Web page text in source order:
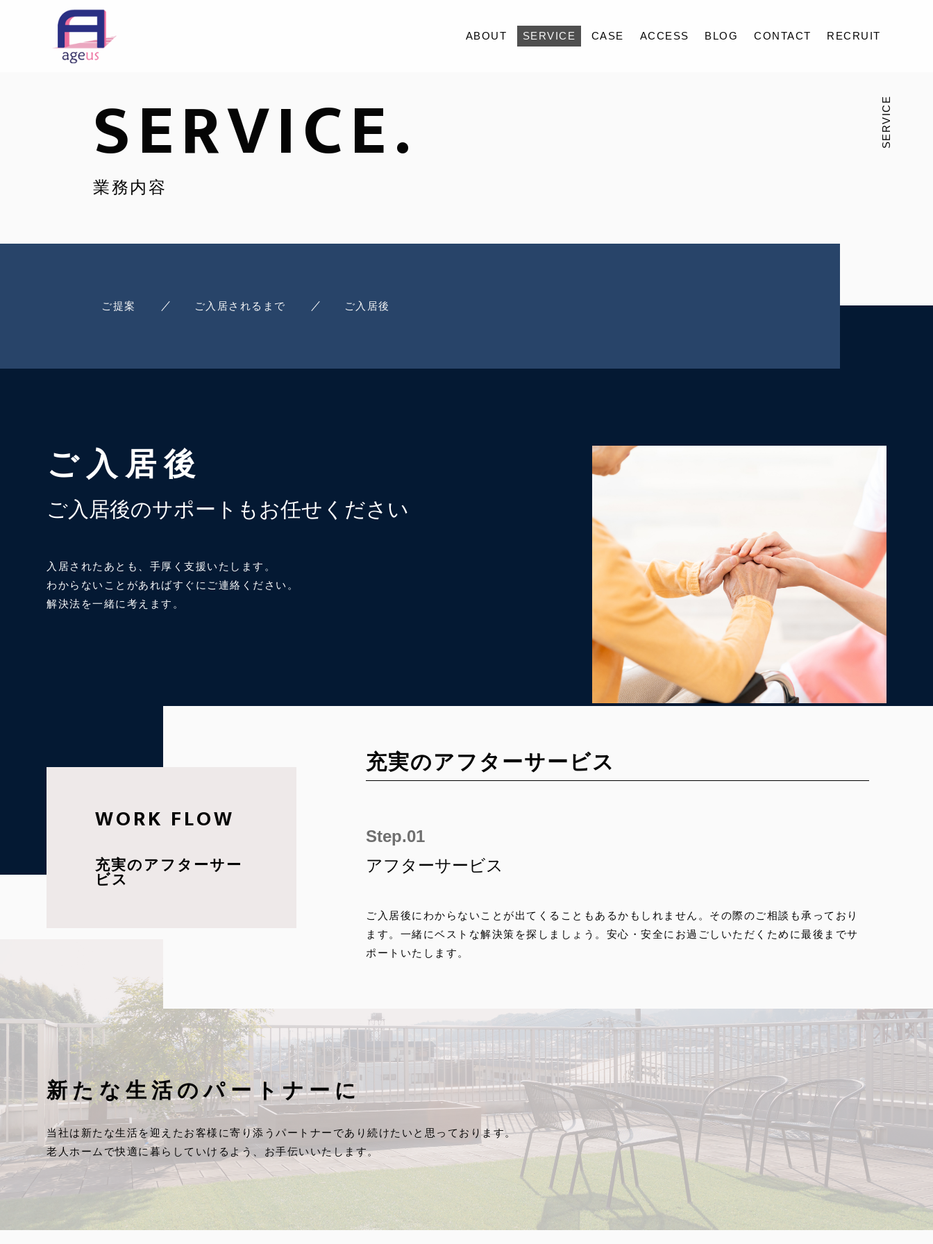
ABOUT SERVICE CASE ACCESS BLOG CONTACT RECRUIT
SERVICE.
業務内容
SERVICE
ご提案 ご入居されるまで ご入居後
ご入居後
ご入居後のサポートもお任せください
入居されたあとも、手厚く支援いたします。
わからないことがあればすぐにご連絡ください。
解決法を一緒に考えます。
WORK FLOW
充実のアフターサー
ビス
充実のアフターサービス
アフターサービス
ご入居後にわからないことが出てくることもあるかもしれません。その際のご相談も承っており
ます。一緒にベストな解決策を探しましょう。安心・安全にお過ごしいただくために最後までサ
ポートいたします。
新たな生活のパートナーに
当社は新たな生活を迎えたお客様に寄り添うパートナーであり続けたいと思っております。
老人ホームで快適に暮らしていけるよう、お手伝いいたします。